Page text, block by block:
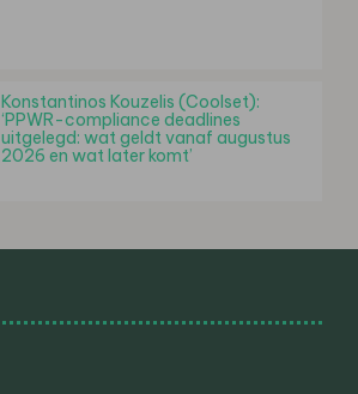
Konstantinos Kouzelis (Coolset):
‘PPWR-compliance deadlines
uitgelegd: wat geldt vanaf augustus
2026 en wat later komt’